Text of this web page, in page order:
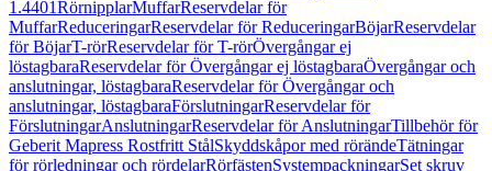
1.4401RörnipplarMuffarReservdelar för
MuffarReduceringarReservdelar för ReduceringarBöjarReservdelar
för BöjarT-rörReservdelar för T-rörÖvergångar ej
löstagbaraReservdelar för Övergångar ej löstagbaraÖvergångar och
anslutningar, löstagbaraReservdelar för Övergångar och
anslutningar, löstagbaraFörslutningarReservdelar för
FörslutningarAnslutningarReservdelar för AnslutningarTillbehör för
Geberit Mapress Rostfritt StålSkyddskåpor med rörändeTätningar
för rörledningar och rördelarRörfästenSystempackningarSet skruv